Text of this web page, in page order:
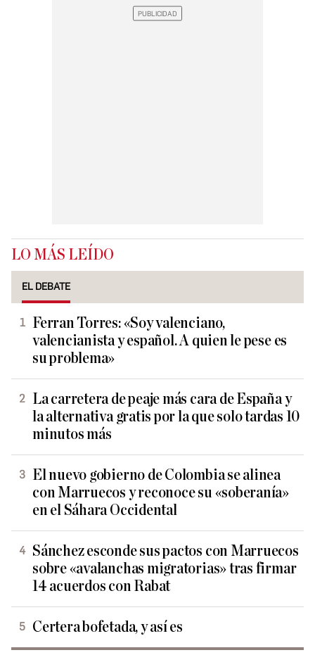
LO MÁS LEÍDO
EL DEBATE
Ferran Torres: «Soy valenciano,
valencianista y español. A quien le pese es
su problema»
La carretera de peaje más cara de España y
la alternativa gratis por la que solo tardas 10
minutos más
El nuevo gobierno de Colombia se alinea
con Marruecos y reconoce su «soberanía»
en el Sáhara Occidental
Sánchez esconde sus pactos con Marruecos
sobre «avalanchas migratorias» tras firmar
14 acuerdos con Rabat
Certera bofetada, y así es